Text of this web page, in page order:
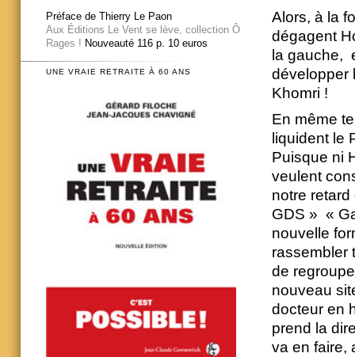
Alors, à la
dégagent
la gauche,
développer
Khomri !
En même
liquident le
Puisque ni
veulent
notre
GDS » «
nouvelle
rassembler
de
nouveau
docteur en
prend la
va en faire,
Préface de Thierry Le Paon
Aux Éditions Le Vent se lève, collection Ô
Rages ! Nouveauté 116 p. 10 euros
UNE VRAIE RETRAITE À 60 ANS